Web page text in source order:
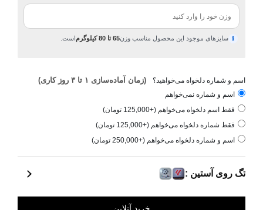
ℹ سایزهای موجود این محصول مناسب وزن65 تا 80 کیلوگرم است.
اسم و شماره دلخواه می‌خواهید؟ (زمان آماده‌سازی ۱ تا ۳ روز کاری)
اسم و شماره نمی‌خواهم
فقط اسم دلخواه می‌خواهم (+125,000 تومان)
فقط شماره دلخواه می‌خواهم (+125,000 تومان)
اسم و شماره دلخواه می‌خواهم (+250,000 تومان)
تگ روی آستین :